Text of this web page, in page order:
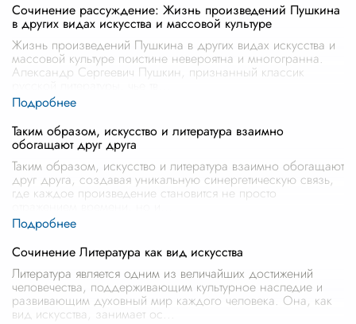
Сочинение рассуждение: Жизнь произведений Пушкина
в других видах искусства и массовой культуре
Жизнь произведений Пушкина в других видах искусства и
массовой культуре поистине невероятна и многогранна.
Александр Сергеевич Пушкин, признанный классик
Таким образом, искусство и литература взаимно
обогащают друг друга
Таким образом, искусство и литература взаимно обогащают
друг друга, создавая уникальную синергетическую связь,
где каждое произведение становится не просто
Сочинение Литература как вид искусства
Литература является одним из величайших достижений
человечества, поддерживающим культурное наследие и
развивающим духовный мир каждого человека. Она, как
вид искусства, занимает ос